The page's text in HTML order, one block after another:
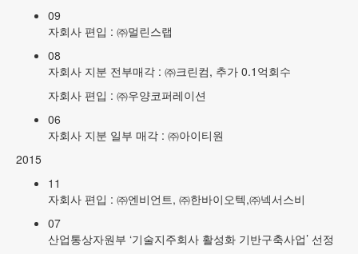
09
자회사 편입 : ㈜멀린스랩
08
자회사 지분 전부매각 : ㈜크린컴, 추가 0.1억회수
자회사 편입 : ㈜우양코퍼레이션
06
자회사 지분 일부 매각 : ㈜아이티원
2015
11
자회사 편입 : ㈜엔비언트, ㈜한바이오텍,㈜넥서스비
07
산업통상자원부 ‘기술지주회사 활성화 기반구축사업’ 선정